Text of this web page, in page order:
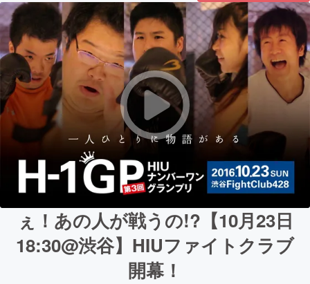
ぇ！あの人が戦うの!?【10月23日
18:30@渋谷】HIUファイトクラブ
開幕！